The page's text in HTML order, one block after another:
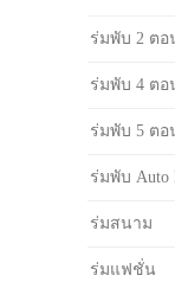
ร่มพับ 2 ตอ
ร่มพับ 4 ตอ
ร่มพับ 5 ตอ
ร่มพับ Auto
ร่มสนาม
ร่มแฟชั่น